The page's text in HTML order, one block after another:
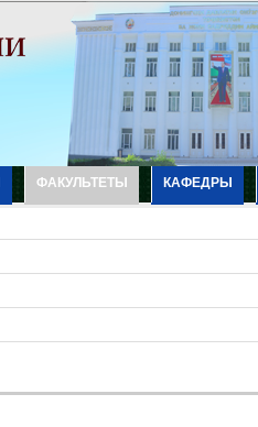
ФАКУЛЬТЕТЫ КАФЕДРЫ